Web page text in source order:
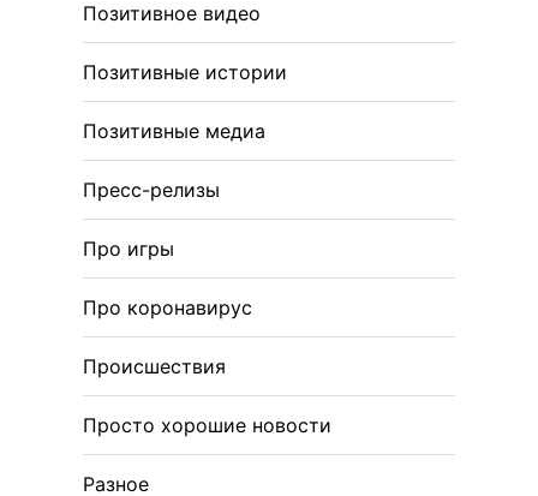
Позитивное видео
Позитивные истории
Позитивные медиа
Пресс-релизы
Про игры
Про коронавирус
Происшествия
Просто хорошие новости
Разное